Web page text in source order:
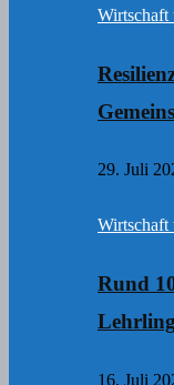
Wirtschaft
29. Juli
Wirtschaft
Rund
16. Juli